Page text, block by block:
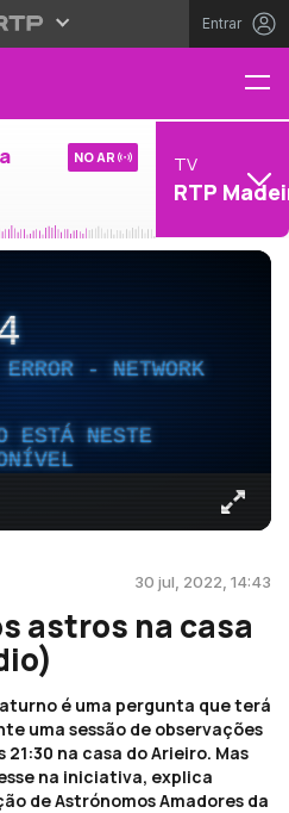
Entrar
NO AR TV
RTP
- NETWORK
ESTÁ NESTE
30 jul, 2022, 14:43
astros na casa
é uma pergunta que terá
uma sessão de observações
na casa do Arieiro. Mas
na iniciativa, explica
de Astrónomos Amadores da